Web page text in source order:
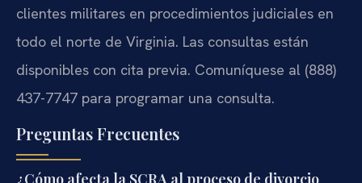
clientes militares en procedimientos judiciales en
todo el norte de Virginia. Las consultas están
disponibles con cita previa. Comuníquese al (888)
437-7747 para programar una consulta.
Preguntas Frecuentes
¿Cómo afecta la SCRA al proceso de divorcio